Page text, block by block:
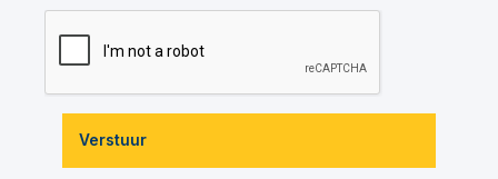
Verstuur